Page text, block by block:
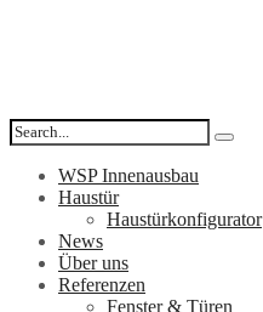
WSP Innenausbau
Haustür
Haustürkonfigurator
News
Über uns
Referenzen
Fenster & Türen